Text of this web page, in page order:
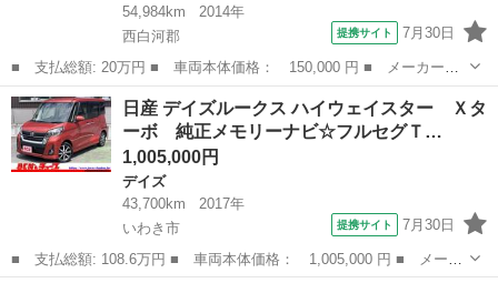
54,984km
2014年
西白河郡
提携サイト 7月30日
■ 支払総額: 20万円 ■ 車両本体価格： 150,000 円 ■ メーカー
名： 日産 ■ 車種名： デイズ ■ グレード名： Ｊ キーレスエ
ントリー 電動格納ミラー ベンチシート ＣＶＴ ＡＢＳ ＣＤ
ミュージックプレ...
福島 西白河郡 デイズ
日産 デイズルークス ハイウェイスター Ｘタ
ーボ 純正メモリーナビ☆フルセグＴ…
1,005,000円
デイズ
43,700km
2017年
いわき市
提携サイト 7月30日
■ 支払総額: 108.6万円 ■ 車両本体価格： 1,005,000 円 ■ メーカ